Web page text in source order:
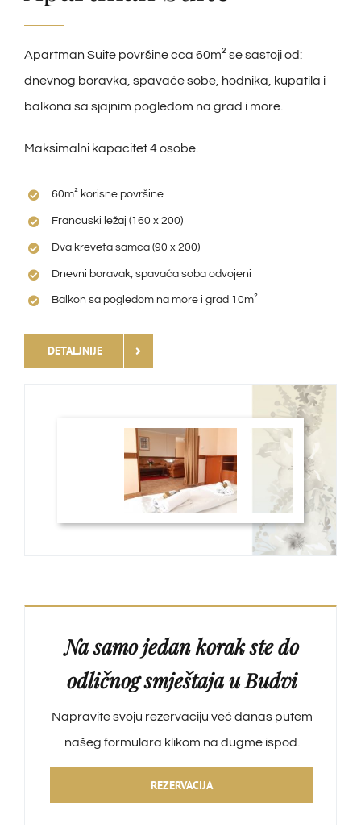
Apartman Suite površine cca 60m² se sastoji od:
dnevnog boravka, spavaće sobe, hodnika, kupatila i
balkona sa sjajnim pogledom na grad i more.
Maksimalni kapacitet 4 osobe.
60m² korisne površine
Francuski ležaj (160 x 200)
Dva kreveta samca (90 x 200)
Dnevni boravak, spavaća soba odvojeni
Balkon sa pogledom na more i grad 10m²
DETALJNIJE
Na samo jedan korakste do
odličnog smještaja u Budvi
Napravite svoju rezervaciju već danas putem
našeg formulara klikom na dugme ispod.
REZERVACIJA